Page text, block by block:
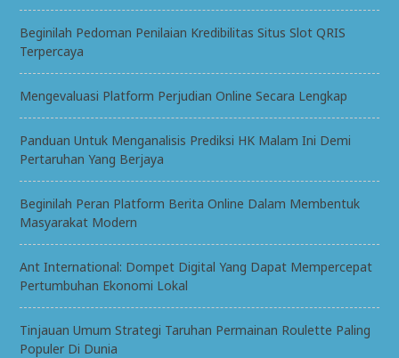
Beginilah Pedoman Penilaian Kredibilitas Situs Slot QRIS
Terpercaya
Mengevaluasi Platform Perjudian Online Secara Lengkap
Panduan Untuk Menganalisis Prediksi HK Malam Ini Demi
Pertaruhan Yang Berjaya
Beginilah Peran Platform Berita Online Dalam Membentuk
Masyarakat Modern
Ant International: Dompet Digital Yang Dapat Mempercepat
Pertumbuhan Ekonomi Lokal
Tinjauan Umum Strategi Taruhan Permainan Roulette Paling
Populer Di Dunia